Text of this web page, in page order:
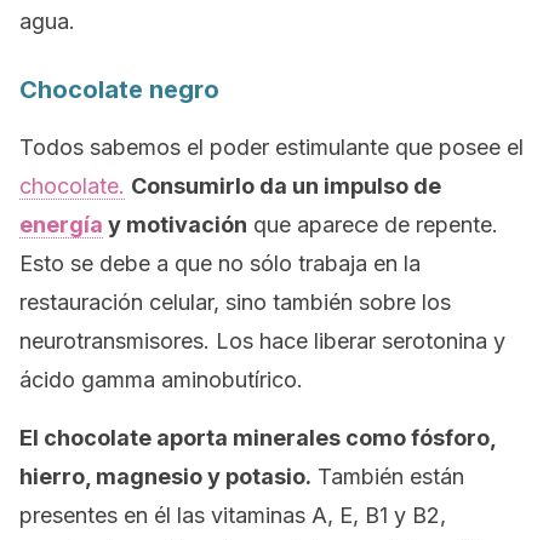
agua.
Chocolate negro
Todos sabemos el poder estimulante que posee el
chocolate. Consumirlo da un impulso de
energía y motivación que aparece de repente.
Esto se debe a que no sólo trabaja en la
restauración celular, sino también sobre los
neurotransmisores. Los hace liberar serotonina y
ácido gamma aminobutírico.
El chocolate aporta minerales como fósforo,
hierro, magnesio y potasio. También están
presentes en él las vitaminas A, E, B1 y B2,